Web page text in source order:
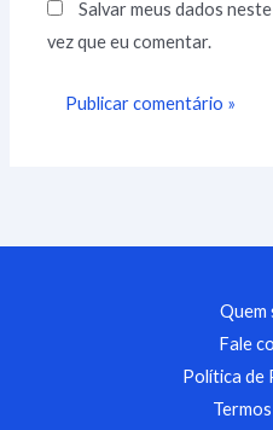
Salvar meus dados
vez que eu comentar.
Quem
Fale
Política de